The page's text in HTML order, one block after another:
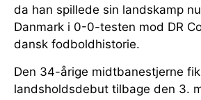
da han spillede sin landskamp
Danmark i 0-0-testen mod DR
dansk fodboldhistorie.
Den 34-årige midtbanestjerne
landsholdsdebut tilbage den 3.